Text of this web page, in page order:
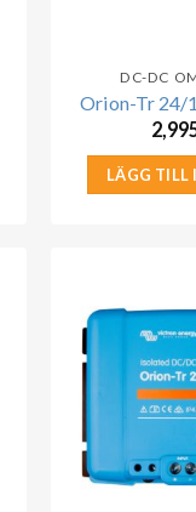
DC-DC
Orion-Tr 24/
LÄGG TILL